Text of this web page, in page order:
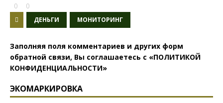
0 0
ДЕНЬГИ МОНИТОРИНГ
Заполняя поля комментариев и других форм
обратной связи, Вы соглашаетесь с «ПОЛИТИКОЙ
КОНФИДЕНЦИАЛЬНОСТИ»
ЭКОМАРКИРОВКА